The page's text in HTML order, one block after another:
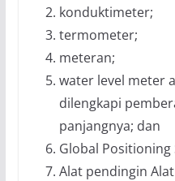
konduktimeter;
termometer;
meteran;
water level meter
dilengkapi
panjangnya; dan
Global Positioning
Alat pendingin